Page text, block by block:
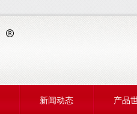
新闻动态 产品